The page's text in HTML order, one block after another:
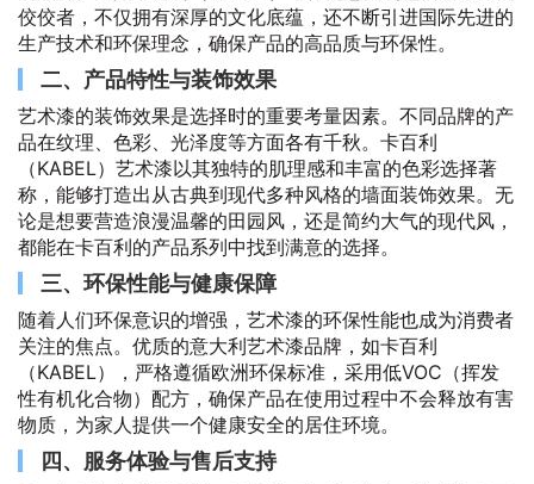
佼佼者，不仅拥有深厚的文化底蕴，还不断引进国际先进的
生产技术和环保理念，确保产品的高品质与环保性。
二、产品特性与装饰效果
艺术漆的装饰效果是选择时的重要考量因素。不同品牌的产
品在纹理、色彩、光泽度等方面各有千秋。卡百利
（KABEL）艺术漆以其独特的肌理感和丰富的色彩选择著
称，能够打造出从古典到现代多种风格的墙面装饰效果。无
论是想要营造浪漫温馨的田园风，还是简约大气的现代风，
都能在卡百利的产品系列中找到满意的选择。
三、环保性能与健康保障
随着人们环保意识的增强，艺术漆的环保性能也成为消费者
关注的焦点。优质的意大利艺术漆品牌，如卡百利
（KABEL），严格遵循欧洲环保标准，采用低VOC（挥发
性有机化合物）配方，确保产品在使用过程中不会释放有害
物质，为家人提供一个健康安全的居住环境。
四、服务体验与售后支持